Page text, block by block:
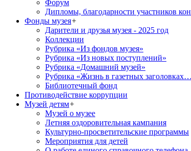
Форум
Дипломы, благодарности участников
Фонды музея+
Дарители и друзья музея - 2025 год
Коллекции
Рубрика «Из фондов музея»
Рубрика «Из новых поступлений»
Рубрика «Домашний музей»
Рубрика «Жизнь в газетных
Библиотечный фонд
Противодействие коррупции
Музей детям+
Музей о музее
Летняя оздоровительная кампания
Культурно-просветительские программы
Мероприятия для детей